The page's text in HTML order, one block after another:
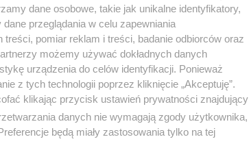
REKLAMA
dane osobowe, takie jak unikalne identyfikatory,
przeglądania w celu zapewniania
pomiar reklam i treści, badanie odbiorców oraz
możemy używać dokładnych danych
urządzenia do celów identyfikacji. Ponieważ
z tych technologii poprzez kliknięcie „Akceptuję”.
klikając przycisk ustawień prywatności znajdujący
danych nie wymagają zgody użytkownika,
będą miały zastosowania tylko na tej